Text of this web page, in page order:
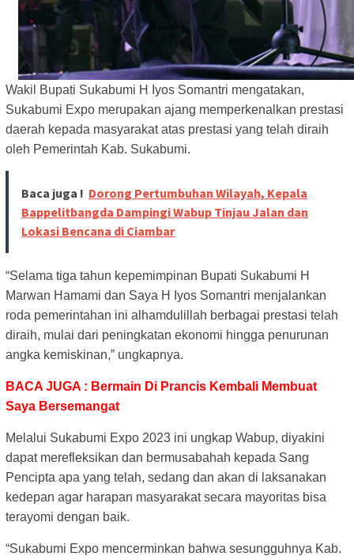
Wakil Bupati Sukabumi H Iyos Somantri mengatakan,
Sukabumi Expo merupakan ajang memperkenalkan prestasi
daerah kepada masyarakat atas prestasi yang telah diraih
oleh Pemerintah Kab. Sukabumi.
Baca juga ! Dorong Pertumbuhan Wilayah, Kepala
Bappelitbangda Dampingi Wabup Tinjau Jalan dan
Lokasi Bencana di Ciambar
“Selama tiga tahun kepemimpinan Bupati Sukabumi H
Marwan Hamami dan Saya H Iyos Somantri menjalankan
roda pemerintahan ini alhamdulillah berbagai prestasi telah
diraih, mulai dari peningkatan ekonomi hingga penurunan
angka kemiskinan,” ungkapnya.
BACA JUGA : Bermain Di Prancis Kembali Membuat
Saya Bersemangat
Melalui Sukabumi Expo 2023 ini ungkap Wabup, diyakini
dapat merefleksikan dan bermusabahah kepada Sang
Pencipta apa yang telah, sedang dan akan di laksanakan
kedepan agar harapan masyarakat secara mayoritas bisa
terayomi dengan baik.
“Sukabumi Expo mencerminkan bahwa sesungguhnya Kab.